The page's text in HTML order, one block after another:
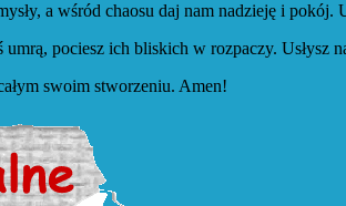
a wśród chaosu daj nam nadzieję i
pociesz ich bliskich w rozpaczy. Usłysz
swoim stworzeniu. Amen!